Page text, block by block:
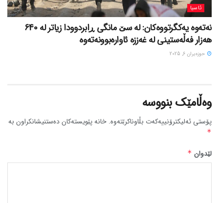
ئاسیا
نەتەوە یەکگرتووەکان: لە سێ مانگی ڕابردوودا زیاتر لە 640
هەزار فەڵەستینی لە غەززە ئاوارەبوونەتەوە
حوزه‌یران 6, 2025
وەڵامێک بنووسە
پۆستی ئەلیکترۆنییەکەت بڵاوناکرێتەوە. خانە پێویستەکان دەستنیشانکراون بە
*
لێدوان *